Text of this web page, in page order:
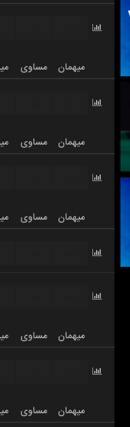
مساوی میهمان
مساوی میهمان
مساوی میهمان
مساوی میهمان
مساوی میهمان